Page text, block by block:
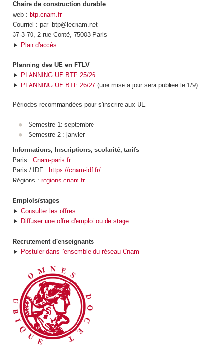
Chaire de construction durable
web : btp.cnam.fr
Courriel : par_btp@lecnam.net
37-3-70, 2 rue Conté, 75003 Paris
► Plan d'accès
Planning des UE en FTLV
► PLANNING UE BTP 25/26
► PLANNING UE BTP 26/27(une mise à jour sera publiée le 1/9)
Périodes recommandées pour s'inscrire aux UE
Semestre 1: septembre
Semestre 2 : janvier
Informations, Inscriptions, scolarité, tarifs
Paris : Cnam-paris.fr
Paris / IDF : https://cnam-idf.fr/
Régions : regions.cnam.fr
Emplois/stages
► Consulter les offres
► Diffuser une offre d'emploi ou de stage
Recrutement d'enseignants
► Postuler dans l'ensemble du réseau Cnam